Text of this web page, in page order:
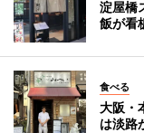
淀屋橋
飯が看
食べる
大阪・
は淡路